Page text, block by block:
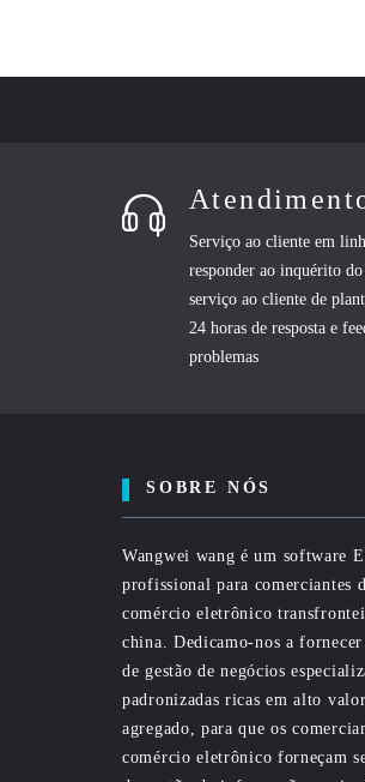
Serviço ao cliente em
responder ao inquérito
serviço ao cliente de
24 horas de resposta e
problemas
SOBRE NÓS
Wangwei wang é um software
profissional para comerciantes
comércio eletrônico
china. Dedicamo-nos a fornecer
de gestão de negócios
padronizadas ricas em alto valor
agregado, para que os
comércio eletrônico forneçam